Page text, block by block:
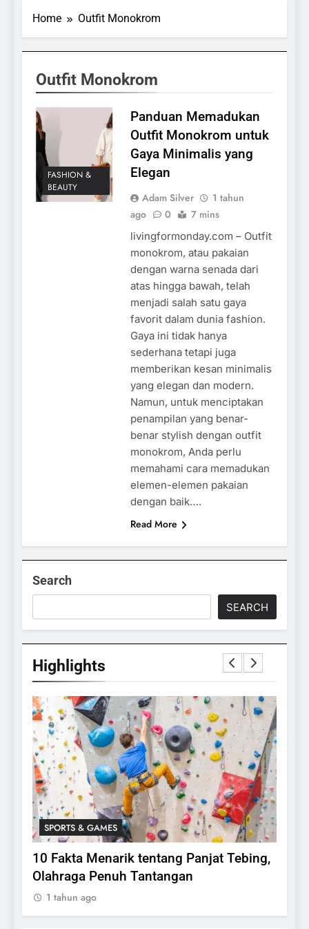
Home Outfit Monokrom
Outfit Monokrom
FASHION &
BEAUTY
Panduan Memadukan
Outfit Monokrom untuk
Gaya Minimalis yang
Elegan
Adam Silver
1 tahun
ago
0 7 mins
livingformonday.com – Outfit
monokrom, atau pakaian
dengan warna senada dari
atas hingga bawah, telah
menjadi salah satu gaya
favorit dalam dunia fashion.
Gaya ini tidak hanya
sederhana tetapi juga
memberikan kesan minimalis
yang elegan dan modern.
Namun, untuk menciptakan
penampilan yang benar-
benar stylish dengan outfit
monokrom, Anda perlu
memahami cara memadukan
elemen-elemen pakaian
dengan baik….
Read More
Search
SEARCH
Highlights
SPORTS & GAMES
10 Fakta Menarik tentang Panjat Tebing,
Olahraga Penuh Tantangan
1 tahun ago